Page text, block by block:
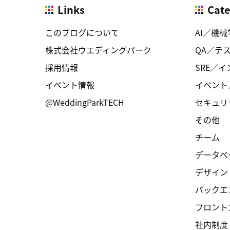
AI／機械
QA／テ
SRE／
イベン
セキュ
その他
チーム
データ
デザイン
バック
フロン
社内制度
Links
このブログについて
株式会社ウエディングパーク
採用情報
イベント情報
@WeddingParkTECH